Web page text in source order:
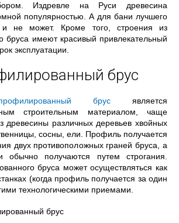
Издревле на Руси древесина
популярностью. А для бани лучшего
и не может. Кроме того, строения из
бруса имеют красивый привлекательный
эксплуатации.
брус
брус является
строительным материалом, чаще
древесины различных деревьев хвойных
сосны, ели. Профиль получается
двух противоположных граней бруса, а
обычно получаются путем строгания.
бруса может осуществляться как
(когда профиль получается за один
технологическими приемами.